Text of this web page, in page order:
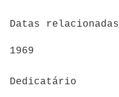
Datas relacionadas
1969
Dedicatário